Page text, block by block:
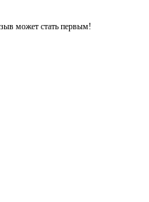
может стать первым!